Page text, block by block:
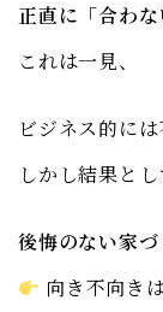
正直に「合わな
これは一見、
ビジネス的に
しかし結果とし
後悔のない家
向き不向き